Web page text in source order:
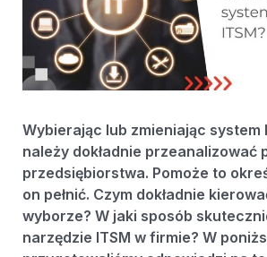
Wybierając lub zmieniając system
należy dokładnie przeanalizować
przedsiębiorstwa. Pomoże to
on pełnić. Czym dokładnie
wyborze? W jaki sposób
narzędzie ITSM w firmie? W